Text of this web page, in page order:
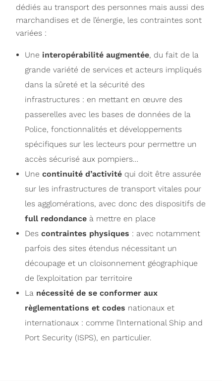
dédiés au transport des personnes mais aussi des
marchandises et de l’énergie, les contraintes sont
variées :
Une interopérabilité augmentée, du fait de la
grande variété de services et acteurs impliqués
dans la sûreté et la sécurité des
infrastructures : en mettant en œuvre des
passerelles avec les bases de données de la
Police, fonctionnalités et développements
spécifiques sur les lecteurs pour permettre un
accès sécurisé aux pompiers…
Une continuité d’activitéqui doit être assurée
sur les infrastructures de transport vitales pour
les agglomérations, avec donc des dispositifs de
full redondanceà mettre en place
Des contraintes physiques : avec notamment
parfois des sites étendus nécessitant un
découpage et un cloisonnement géographique
de l’exploitation par territoire
La nécessité de se conformer aux
règlementations et codes nationaux et
internationaux : comme l’International Ship and
Port Security (ISPS), en particulier.